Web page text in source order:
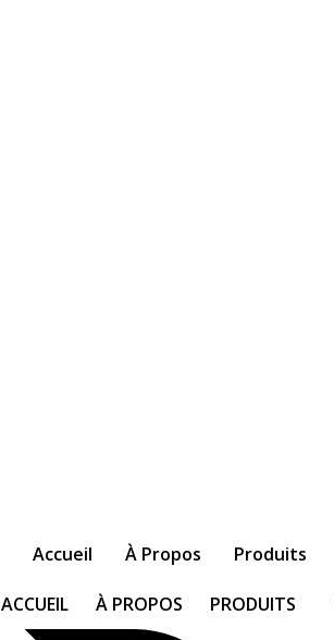
Accueil À Propos Produits
ACCUEIL À PROPOS PRODUITS